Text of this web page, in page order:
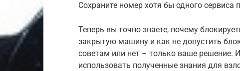
Сохраните номер хотя бы одного
Теперь вы точно знаете, почему
закрытую машину и как не допустить
советам или нет – только ваше решение.
использовать полученные знания для